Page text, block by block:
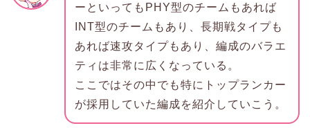
ーといってもPHY型のチームもあれば
INT型のチームもあり、長期戦タイプも
あれば速攻タイプもあり、編成のバラエ
ティは非常に広くなっている。
ここではその中でも特にトップランカー
が採用していた編成を紹介していこう。